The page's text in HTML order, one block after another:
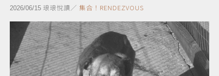
2026/06/15 琅琅悅讀／ 集合！RENDEZVOUS